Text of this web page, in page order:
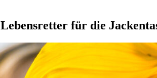
für die